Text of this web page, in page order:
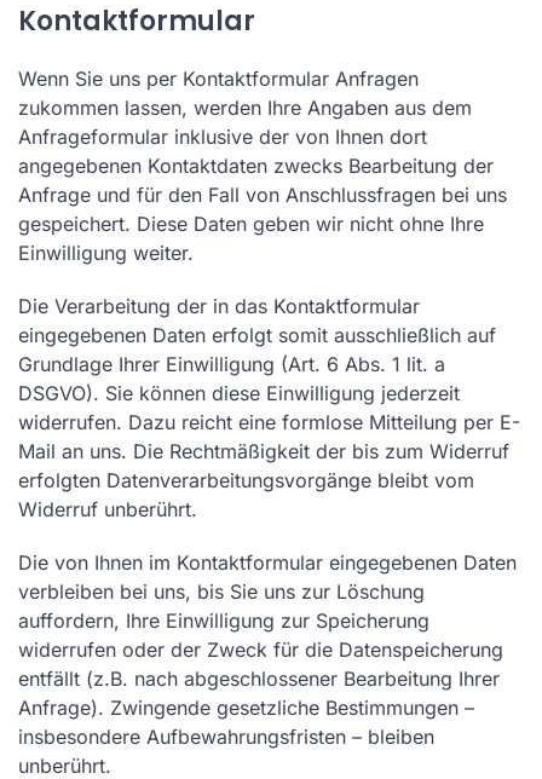
Kontaktformular
Wenn Sie uns per Kontaktformular Anfragen
zukommen lassen, werden Ihre Angaben aus dem
Anfrageformular inklusive der von Ihnen dort
angegebenen Kontaktdaten zwecks Bearbeitung der
Anfrage und für den Fall von Anschlussfragen bei uns
gespeichert. Diese Daten geben wir nicht ohne Ihre
Einwilligung weiter.
Die Verarbeitung der in das Kontaktformular
eingegebenen Daten erfolgt somit ausschließlich auf
Grundlage Ihrer Einwilligung (Art. 6 Abs. 1 lit. a
DSGVO). Sie können diese Einwilligung jederzeit
widerrufen. Dazu reicht eine formlose Mitteilung per E-
Mail an uns. Die Rechtmäßigkeit der bis zum Widerruf
erfolgten Datenverarbeitungsvorgänge bleibt vom
Widerruf unberührt.
Die von Ihnen im Kontaktformular eingegebenen Daten
verbleiben bei uns, bis Sie uns zur Löschung
auffordern, Ihre Einwilligung zur Speicherung
widerrufen oder der Zweck für die Datenspeicherung
entfällt (z.B. nach abgeschlossener Bearbeitung Ihrer
Anfrage). Zwingende gesetzliche Bestimmungen –
insbesondere Aufbewahrungsfristen – bleiben
unberührt.